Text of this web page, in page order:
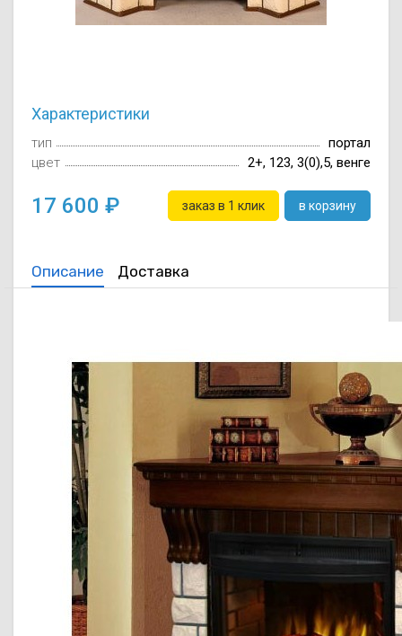
Характеристики
тип
портал
цвет
2+, 123, 3(0),5, венге
17 600 заказ в 1 клик в корзину
Описание Доставка
Осушители
отработанном